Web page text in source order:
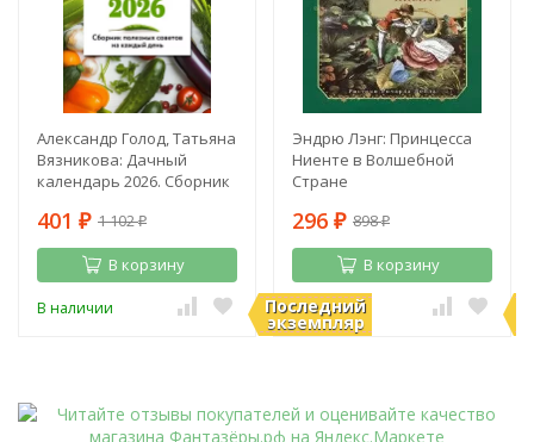
Александр Голод, Татьяна
Вязникова: Дачный
календарь 2026. Сборник
каждый день
401 ₽ 1 102₽
В корзину
В наличии Последний
экземпляр
Эндрю Лэнг: Принцесса
Ниенте в Волшебной
Стране
296 ₽ 898₽
В корзину
В наличии